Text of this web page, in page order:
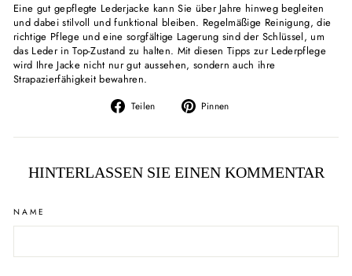
Eine gut gepflegte Lederjacke kann Sie über Jahre hinweg begleiten
und dabei stilvoll und funktional bleiben. Regelmäßige Reinigung, die
richtige Pflege und eine sorgfältige Lagerung sind der Schlüssel, um
das Leder in Top-Zustand zu halten. Mit diesen Tipps zur Lederpflege
wird Ihre Jacke nicht nur gut aussehen, sondern auch ihre
Strapazierfähigkeit bewahren.
Teilen
Auf
Facebook
Pinnen
HINTERLASSEN SIE EINEN KOMMENTAR
NAME